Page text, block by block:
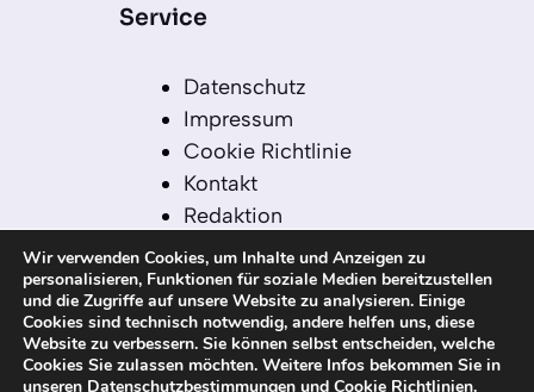
Service
Datenschutz
Impressum
Cookie Richtlinie
Kontakt
Redaktion
Redaktionelle Leitlinien
Sitemap
Einsatz von KI in der
Redaktion
Wir verwenden Cookies, um Inhalte und Anzeigen zu
personalisieren, Funktionen für soziale Medien bereitzustellen
und die Zugriffe auf unsere Website zu analysieren. Einige
Cookies sind technisch notwendig, andere helfen uns, diese
Website zu verbessern. Sie können selbst entscheiden, welche
Cookies Sie zulassen möchten. Weitere Infos bekommen Sie in
unseren Datenschutzbestimmungen und Cookie Richtlinien.